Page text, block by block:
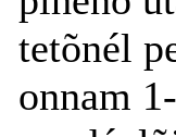
tetõnél
onnam